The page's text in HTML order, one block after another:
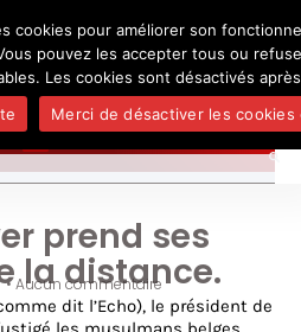
DESEL
je ne suis personne
L'auteur
Médias
prend ses
la distance.
•Aucun commentaire
dit l’Echo), le président de
cookies pour améliorer son
pouvez les accepter tous ou
Les cookies sont désactivés
Merci de désactiver les cookies